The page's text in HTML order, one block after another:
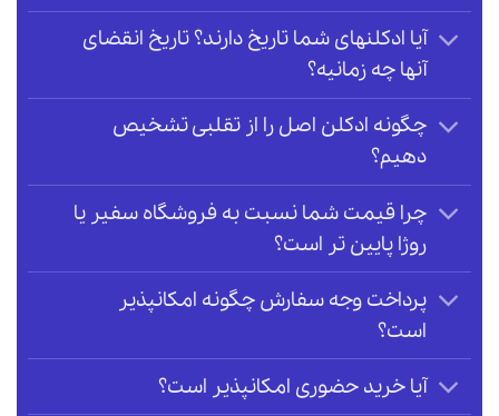
آیا ادکلنهای شما تاریخ دارند؟ تاریخ انقضای
آنها چه زمانیه؟
چگونه ادکلن اصل را از تقلبی تشخیص
دهیم؟
چرا قیمت شما نسبت به فروشگاه سفیر یا
روژا پایین تر است؟
پرداخت وجه سفارش چگونه امکانپذیر
است؟
آیا خرید حضوری امکانپذیر است؟